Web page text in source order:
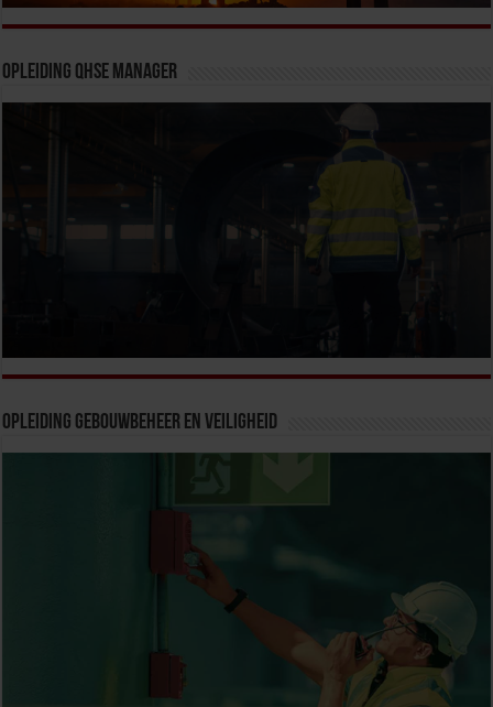
Opleiding QHSE Manager
Opleiding Gebouwbeheer en veiligheid